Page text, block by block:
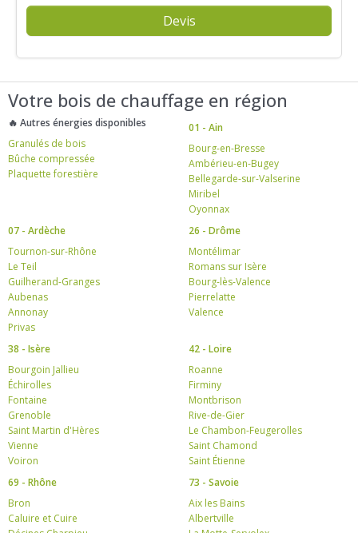
Devis
Votre bois de chauffage en région
🔥 Autres énergies disponibles
Granulés de bois
Bûche compressée
Plaquette forestière
01 - Ain
Bourg-en-Bresse
Ambérieu-en-Bugey
Bellegarde-sur-Valserine
Miribel
Oyonnax
07 - Ardèche
Tournon-sur-Rhône
Le Teil
Guilherand-Granges
Aubenas
Annonay
Privas
26 - Drôme
Montélimar
Romans sur Isère
Bourg-lès-Valence
Pierrelatte
Valence
38 - Isère
Bourgoin Jallieu
Échirolles
Fontaine
Grenoble
Saint Martin d'Hères
Vienne
Voiron
42 - Loire
Roanne
Firminy
Montbrison
Rive-de-Gier
Le Chambon-Feugerolles
Saint Chamond
Saint Étienne
69 - Rhône
Bron
Caluire et Cuire
73 - Savoie
Aix les Bains
Albertville